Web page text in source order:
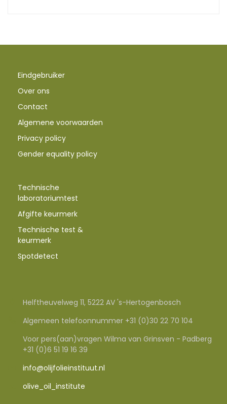
Eindgebruiker
Over ons
Contact
Algemene voorwaarden
Privacy policy
Gender equality policy
Technische
laboratoriumtest
Afgifte keurmerk
Technische test &
keurmerk
Spotdetect
Helftheuvelweg 11, 5222 AV 's-Hertogenbosch
Algemeen telefoonnummer +31 (0)30 22 70 104
Voor pers(aan)vragen Wilma van Grinsven - Padberg
+31 (0)6 51 19 16 39
info@olijfolieinstituut.nl
olive_oil_institute